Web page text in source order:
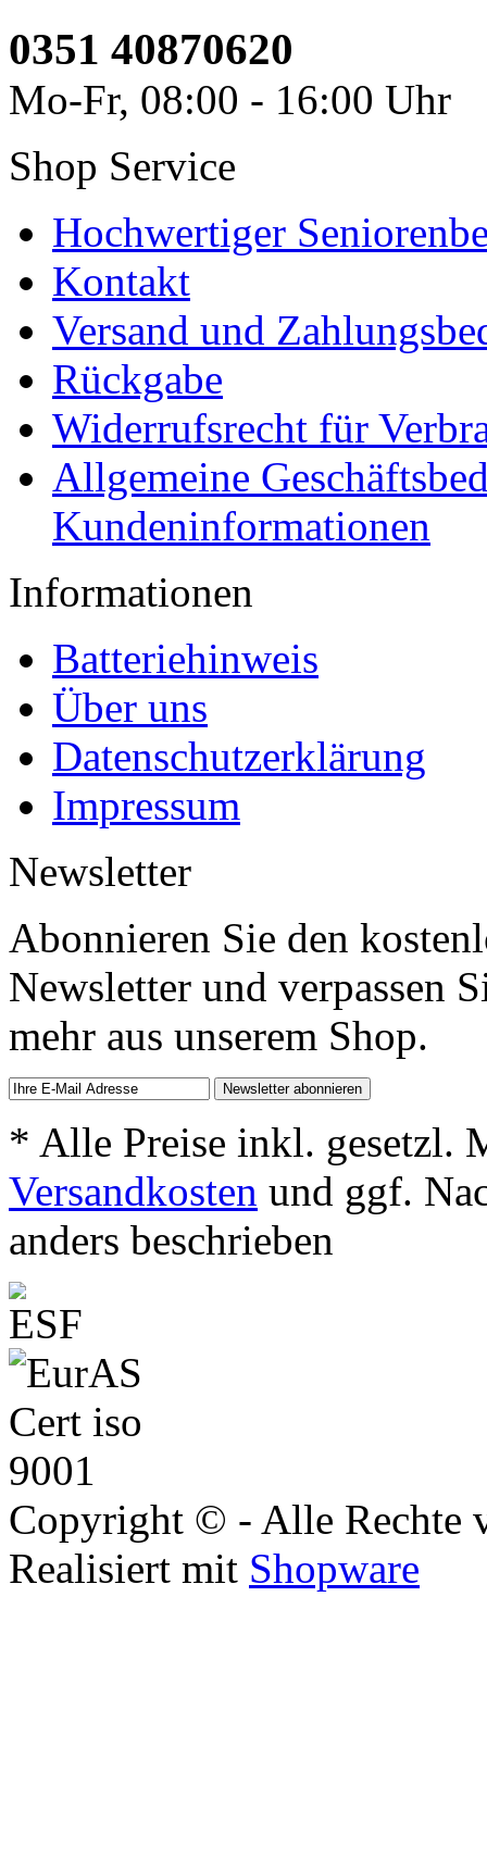
0351 40870620
Mo-Fr, 08:00 - 16:00 Uhr
Shop Service
Hochwertiger
Kontakt
Versand und
Rückgabe
Widerrufsrecht für
Allgemeine
Kundeninformationen
Informationen
Batteriehinweis
Über uns
Datenschutzerklärung
Impressum
Newsletter
Abonnieren Sie den
Newsletter und verpassen
mehr aus unserem Shop.
* Alle Preise inkl. gesetzl.
Versandkosten und ggf.
anders beschrieben
Copyright © - Alle Rechte
Realisiert mit Shopware